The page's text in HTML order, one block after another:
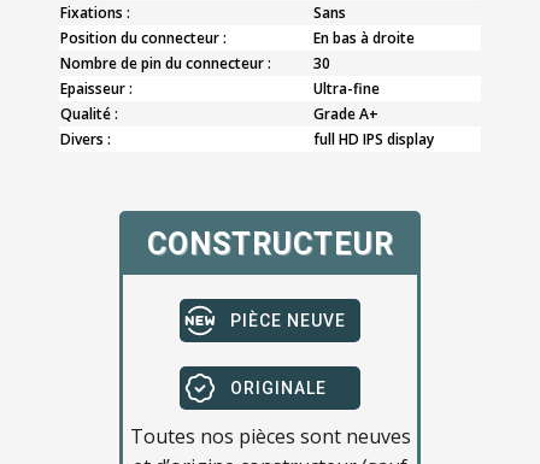
Fixations :
Sans
Position du connecteur :
En bas à droite
Nombre de pin du connecteur :
30
Epaisseur :
Ultra-fine
Qualité :
Grade A+
Divers :
full HD IPS display
CONSTRUCTEUR
PIÈCE NEUVE
ORIGINALE
Toutes nos pièces sont neuves